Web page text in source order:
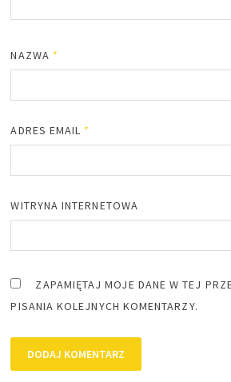
NAZWA *
ADRES EMAIL *
WITRYNA INTERNETOWA
ZAPAMIĘTAJ MOJE DANE W TEJ
PISANIA KOLEJNYCH KOMENTARZY.